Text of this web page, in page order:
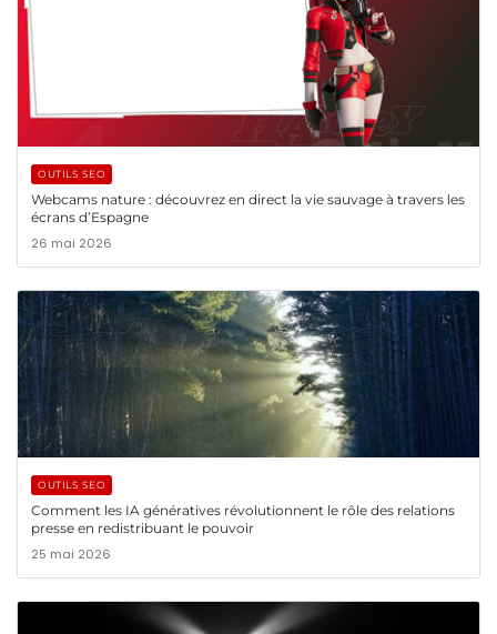
OUTILS SEO
Webcams nature : découvrez en direct la vie sauvage à travers les
écrans d’Espagne
26 mai 2026
OUTILS SEO
Comment les IA génératives révolutionnent le rôle des relations
presse en redistribuant le pouvoir
25 mai 2026